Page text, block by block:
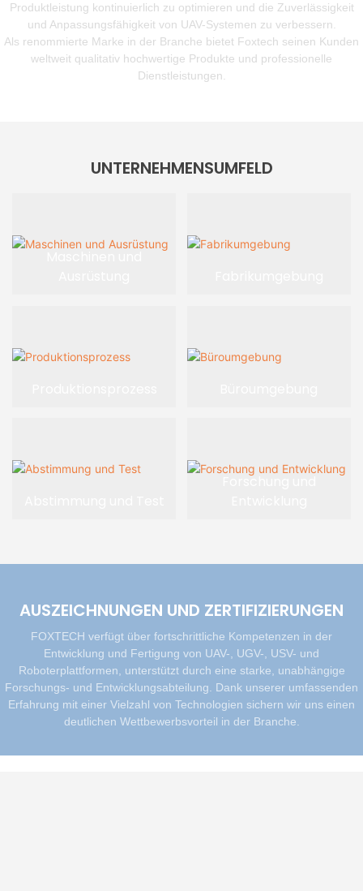
Produktleistung kontinuierlich zu optimieren und die Zuverlässigkeit
und Anpassungsfähigkeit von UAV-Systemen zu verbessern.
Als renommierte Marke in der Branche bietet Foxtech seinen Kunden
weltweit qualitativ hochwertige Produkte und professionelle
Dienstleistungen.
UNTERNEHMENSUMFELD
Forschung und
AUSZEICHNUNGEN UND ZERTIFIZIERUNGEN
FOXTECH verfügt über fortschrittliche Kompetenzen in der
Entwicklung und Fertigung von UAV-, UGV-, USV- und
Roboterplattformen, unterstützt durch eine starke, unabhängige
Forschungs- und Entwicklungsabteilung. Dank unserer umfassenden
Erfahrung mit einer Vielzahl von Technologien sichern wir uns einen
deutlichen Wettbewerbsvorteil in der Branche.